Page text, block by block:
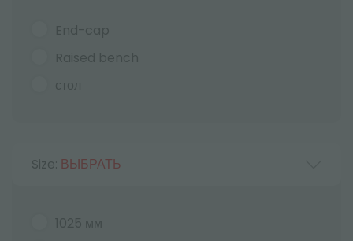
End-cap
Raised bench
стол
Size: ВЫБРАТЬ
1025 мм